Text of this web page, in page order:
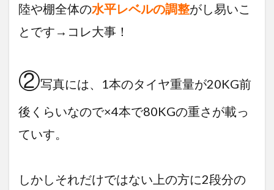
陸や棚全体の水平レベルの調整がし易いこ
とです→コレ大事！
②写真には、1本のタイヤ重量が20KG前
後くらいなので×4本で80KGの重さが載っ
ていす。
しかしそれだけではない上の方に2段分の